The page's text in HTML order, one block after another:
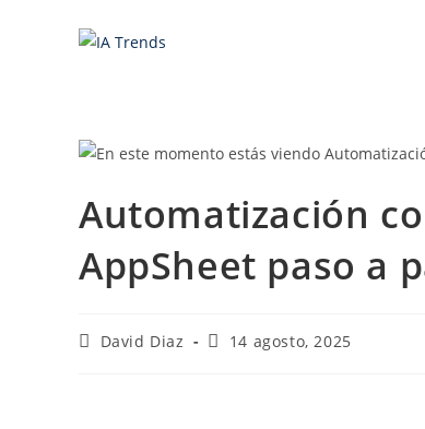
Automatización
AppSheet paso a
AutorDavid Diaz
Última
14 agosto, 2025